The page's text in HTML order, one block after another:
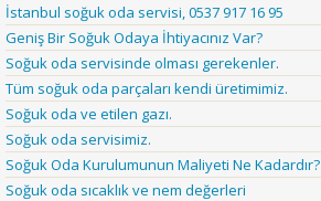
İstanbul soğuk oda servisi, 0537 917 16 95
Geniş Bir Soğuk Odaya İhtiyacınız Var?
Soğuk oda servisinde olması gerekenler.
Tüm soğuk oda parçaları kendi üretimimiz.
Soğuk oda ve etilen gazı.
Soğuk oda servisimiz.
Soğuk Oda Kurulumunun Maliyeti Ne Kadardır?
Soğuk oda sıcaklık ve nem değerleri